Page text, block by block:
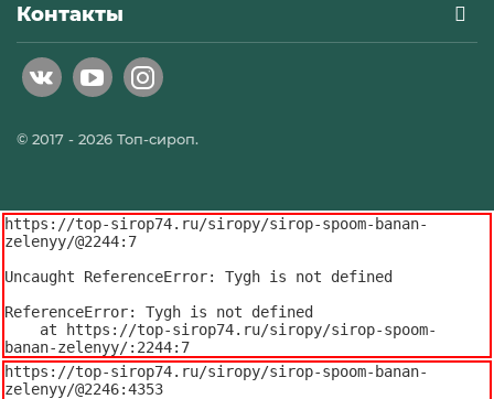
Контакты
© 2017 - 2026 Топ-сироп.
https://top-sirop74.ru/siropy/sirop-spoom-banan-
zelenyy/@2244:7
Uncaught ReferenceError: Tygh is not defined
ReferenceError: Tygh is not defined
banan-zelenyy/:2244:7
https://top-sirop74.ru/siropy/sirop-spoom-banan-
zelenyy/@2246:4353